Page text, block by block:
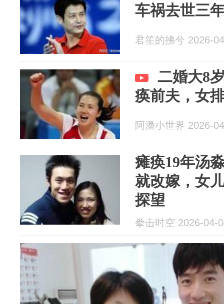
车祸去世三
君笙的拂兮 2026-
二婚大8
痪前夫，女
阿潘小世界 2026-
瘫痪19年汤
就改嫁，女
探望
拳击时空 2026-04-